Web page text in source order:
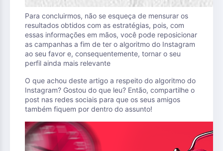
Para concluirmos, não se esqueça de mensurar os
resultados obtidos com as estratégias, pois, com
essas informações em mãos, você pode reposicionar
as campanhas a fim de ter o algoritmo do Instagram
ao seu favor e, consequentemente, tornar o seu
perfil ainda mais relevante
O que achou deste artigo a respeito do algoritmo do
Instagram? Gostou do que leu? Então, compartilhe o
post nas redes sociais para que os seus amigos
também fiquem por dentro do assunto!